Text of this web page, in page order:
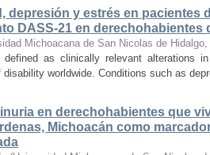
depresión y estrés en pacientes
DASS-21 en derechohabientes
Michoacana de San Nicolas de Hidalgo,
defined as clinically relevant alterations
disability worldwide. Conditions such as
en derechohabientes que
Michoacán como